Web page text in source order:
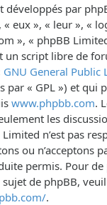
développés par
« eux », « leur », «
», « phpBB
un script libre de
GNU General Public
par « GPL ») et qui
www.phpbb.com.
les
n’est pas
ou n’acceptons
permis. Pour de
de phpBB,
.